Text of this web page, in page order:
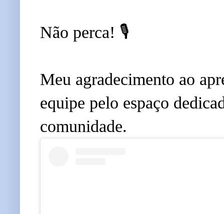
Não perca! 🎙️
Meu agradecimento ao
equipe pelo espaço
comunidade.